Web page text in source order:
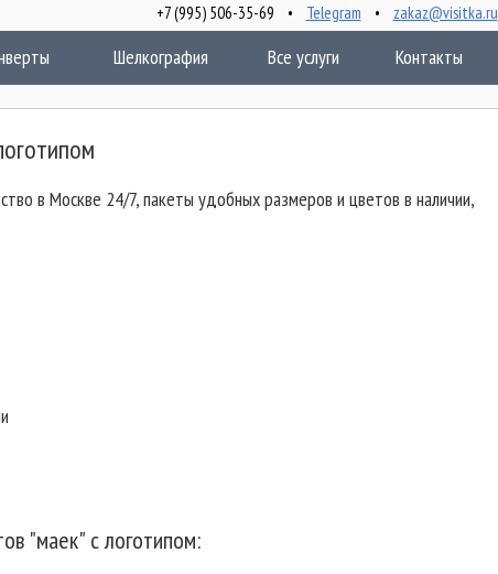
Шелкография Все услуги Контакты
+7 (995) 506-35-69 • Telegram • zakaz@visitka.ru
в Москве 24/7, пакеты удобных размеров и цветов в наличии,
"маек" с логотипом: